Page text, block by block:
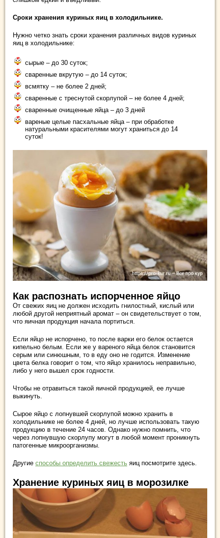
Сроки хранения куриных яиц в холодильнике.
Нужно четко знать сроки хранения различных видов куриных
яиц в холодильнике:
сырые – до 30 суток;
сваренные вкрутую – до 14 суток;
всмятку – не более 2 дней;
сваренные с треснутой скорлупой – не более 4 дней;
сваренные очищенные яйца – до 3 дней
вареные целые пасхальные яйца – при обработке
натуральными красителями могут храниться до 14
суток!
Как распознать испорченное яйцо
От свежих яиц не должен исходить гнилостный, кислый или
любой другой неприятный аромат – он свидетельствует о том,
что яичная продукция начала портиться.
Если яйцо не испорчено, то после варки его белок остается
кипельно белым. Если же у вареного яйца белок становится
серым или синюшным, то в еду оно не годится. Изменение
цвета белка говорит о том, что яйцо хранилось неправильно,
либо у него вышел срок годности.
Чтобы не отравиться такой яичной продукцией, ее лучше
выкинуть.
Сырое яйцо с лопнувшей скорлупой можно хранить в
холодильнике не более 4 дней, но лучше использовать такую
продукцию в течение 24 часов. Однако нужно помнить, что
через лопнувшую скорлупу могут в любой момент проникнуть
патогенные микроорганизмы.
Другие способы определить свежесть яиц посмотрите здесь.
Хранение куриных яиц в морозилке